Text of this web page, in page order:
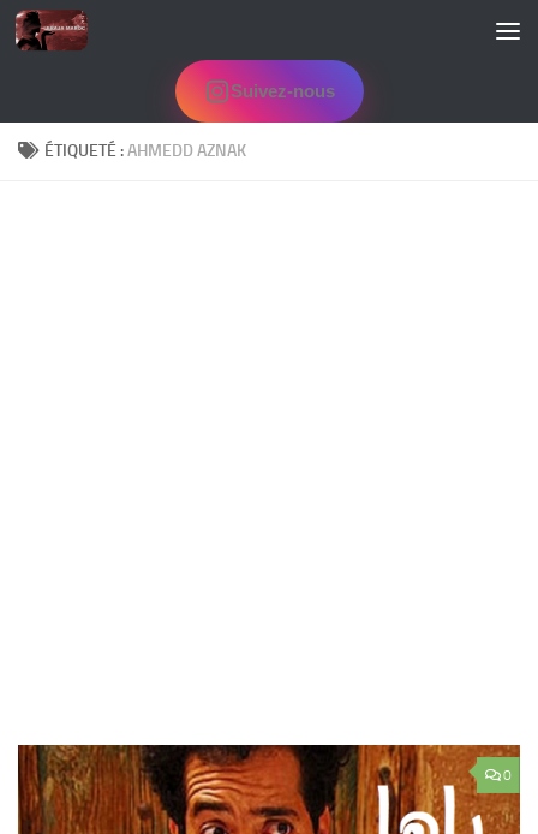
Skip to content
Suivez-nous
ÉTIQUETÉ :AHMEDD AZNAK
0